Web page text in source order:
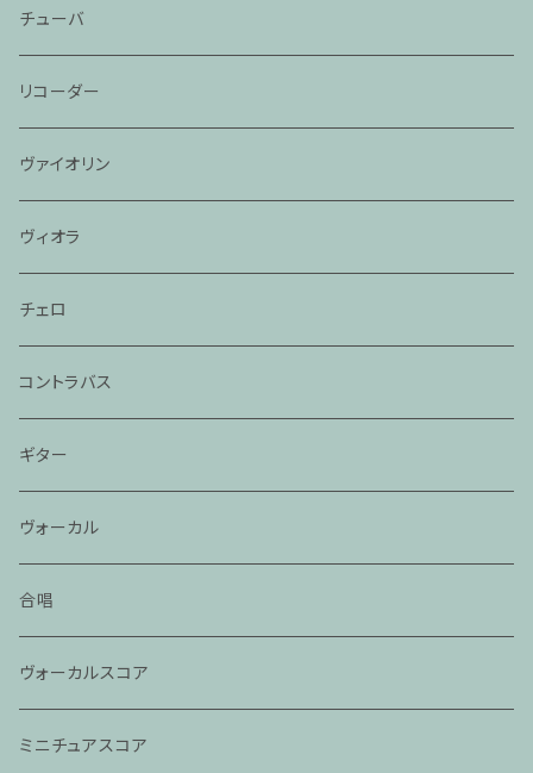
チューバ
リコーダー
ヴァイオリン
ヴィオラ
チェロ
コントラバス
ギター
ヴォーカル
合唱
ヴォーカルスコア
ミニチュアスコア